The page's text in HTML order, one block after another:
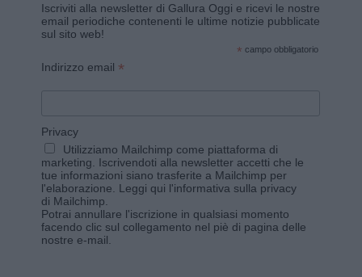
Iscriviti alla newsletter di Gallura Oggi e ricevi le nostre
email periodiche contenenti le ultime notizie pubblicate
sul sito web!
* campo obbligatorio
Indirizzo email *
Privacy
Utilizziamo Mailchimp come piattaforma di
marketing. Iscrivendoti alla newsletter accetti che le
tue informazioni siano trasferite a Mailchimp per
l'elaborazione. Leggi qui l'informativa sulla privacy
di Mailchimp
Potrai annullare l'iscrizione in qualsiasi momento
facendo clic sul collegamento nel piè di pagina delle
nostre e-mail.